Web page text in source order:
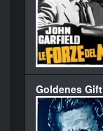
Goldenes Gift